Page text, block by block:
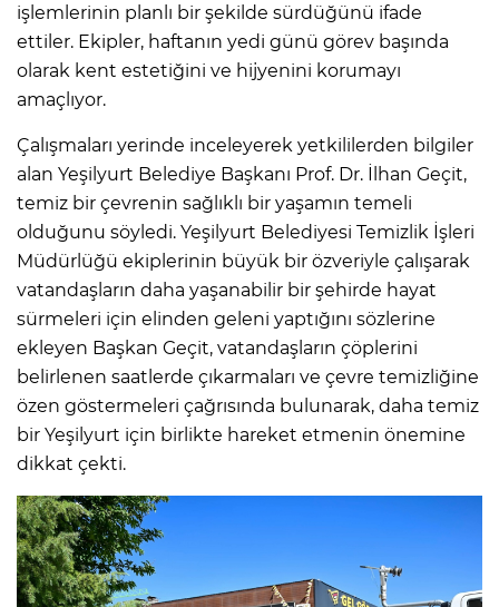
işlemlerinin planlı bir şekilde sürdüğünü ifade
ettiler. Ekipler, haftanın yedi günü görev başında
olarak kent estetiğini ve hijyenini korumayı
amaçlıyor.
Çalışmaları yerinde inceleyerek yetkililerden bilgiler
alan Yeşilyurt Belediye Başkanı Prof. Dr. İlhan Geçit,
temiz bir çevrenin sağlıklı bir yaşamın temeli
olduğunu söyledi. Yeşilyurt Belediyesi Temizlik İşleri
Müdürlüğü ekiplerinin büyük bir özveriyle çalışarak
vatandaşların daha yaşanabilir bir şehirde hayat
sürmeleri için elinden geleni yaptığını sözlerine
ekleyen Başkan Geçit, vatandaşların çöplerini
belirlenen saatlerde çıkarmaları ve çevre temizliğine
özen göstermeleri çağrısında bulunarak, daha temiz
bir Yeşilyurt için birlikte hareket etmenin önemine
dikkat çekti.